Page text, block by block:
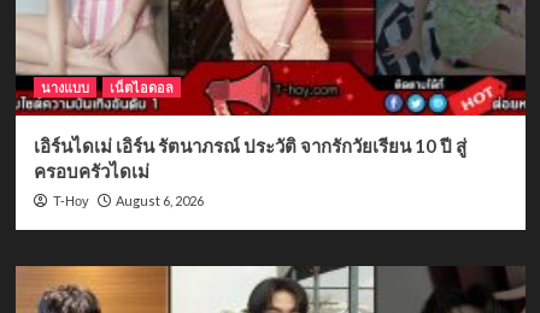
นางแบบ เน็ตไอดอล
เอิร์นไดเม่ เอิร์น รัตนาภรณ์ ประวัติ จากรักวัยเรียน 10 ปี สู่
ครอบครัวไดเม่
T-Hoy August 6, 2026